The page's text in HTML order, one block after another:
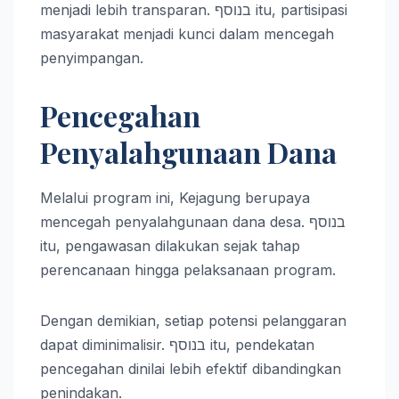
menjadi lebih transparan. בנוסף itu, partisipasi
masyarakat menjadi kunci dalam mencegah
penyimpangan.
Pencegahan
Penyalahgunaan Dana
Melalui program ini, Kejagung berupaya
mencegah penyalahgunaan dana desa. בנוסף
itu, pengawasan dilakukan sejak tahap
perencanaan hingga pelaksanaan program.
Dengan demikian, setiap potensi pelanggaran
dapat diminimalisir. בנוסף itu, pendekatan
pencegahan dinilai lebih efektif dibandingkan
penindakan.